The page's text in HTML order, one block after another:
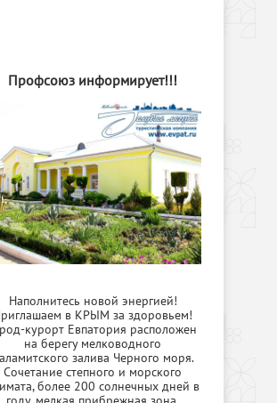
Профсоюз информирует!!!
Наполнитесь новой энергией!
в КРЫМ за здоровьем!
курорт Евпатория расположен
на берегу мелководного
залива Черного моря.
Сочетание степного и морского
более 200 солнечных дней в